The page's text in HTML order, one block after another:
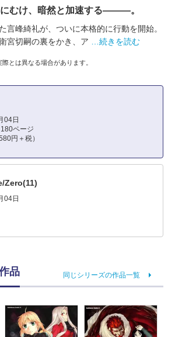
にむけ、暗然と加速する―――。
言峰綺礼が、ついに本格的に行動を開始。
宮切嗣の裏をかき、ア
…続きを読む
とは異なる場合があります。
04日
ページ
円＋税）
Zero(11)
04日
品 同じシリーズの作品一覧